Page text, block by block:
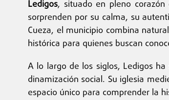
Ledigos, situado en pleno
sorprenden por su calma, su
Cueza, el municipio combina
histórica para quienes buscan
A lo largo de los siglos, Ledigos
dinamización social. Su iglesia
espacio único para comprender la